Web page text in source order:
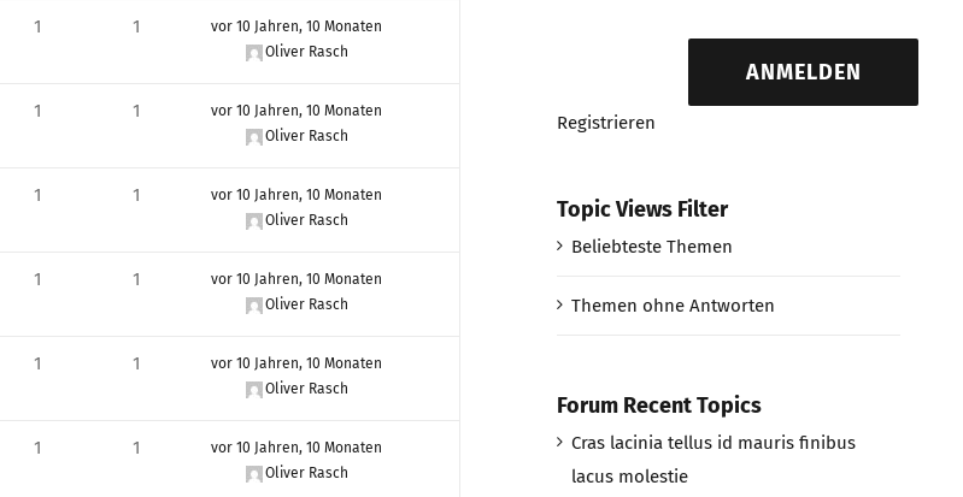
1 1
vor 10 Jahren, 10 Monaten
Oliver Rasch
1 1
vor 10 Jahren, 10 Monaten
Oliver Rasch
1 1
vor 10 Jahren, 10 Monaten
Oliver Rasch
1 1
vor 10 Jahren, 10 Monaten
Oliver Rasch
1 1
vor 10 Jahren, 10 Monaten
Oliver Rasch
1 1
vor 10 Jahren, 10 Monaten
Oliver Rasch
ANMELDEN
Registrieren
Topic Views Filter
Beliebteste Themen
Themen ohne Antworten
Forum Recent Topics
Cras lacinia tellus id mauris finibus
lacus molestie